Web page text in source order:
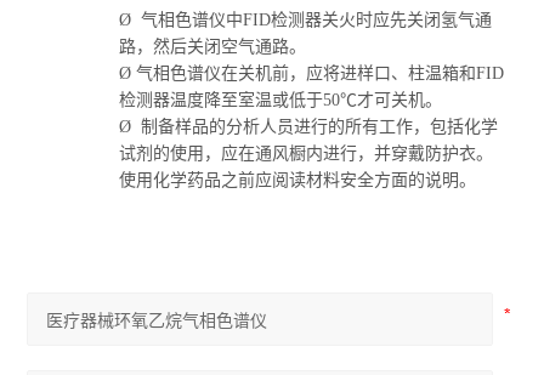
Ø 气相色谱仪中FID检测器关火时应先关闭氢气通
路，然后关闭空气通路。
Ø气相色谱仪在关机前，应将进样口、柱温箱和FID
检测器温度降至室温或低于50℃才可关机。
Ø 制备样品的分析人员进行的所有工作，包括化学
试剂的使用，应在通风橱内进行，并穿戴防护衣。
使用化学药品之前应阅读材料安全方面的说明。